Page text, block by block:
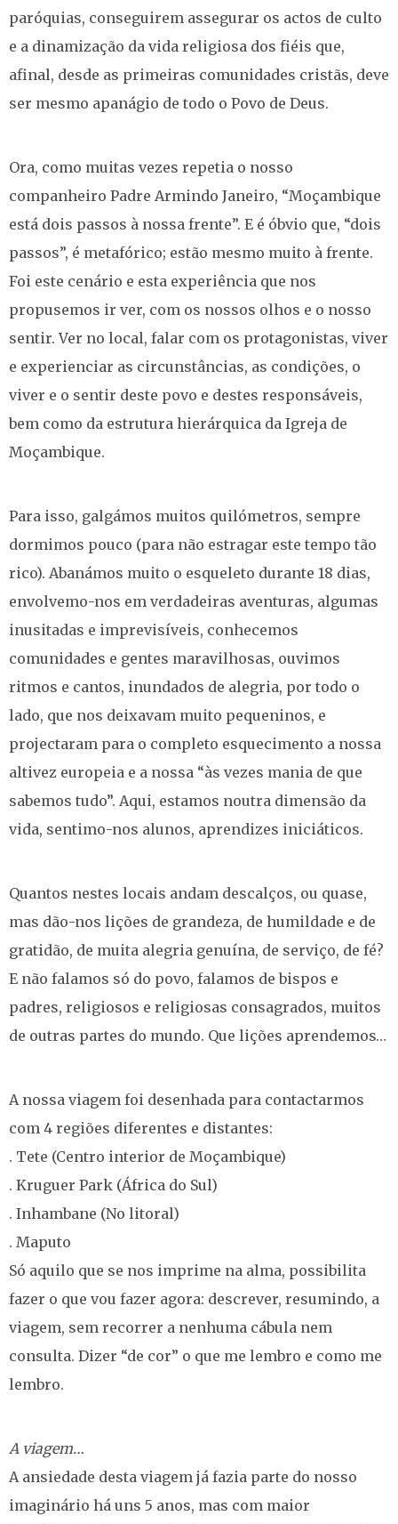
paróquias, conseguirem assegurar os actos de culto
e a dinamização da vida religiosa dos fiéis que,
afinal, desde as primeiras comunidades cristãs, deve
ser mesmo apanágio de todo o Povo de Deus.
Ora, como muitas vezes repetia o nosso
companheiro Padre Armindo Janeiro, “Moçambique
está dois passos à nossa frente”. E é óbvio que, “dois
passos”, é metafórico; estão mesmo muito à frente.
Foi este cenário e esta experiência que nos
propusemos ir ver, com os nossos olhos e o nosso
sentir. Ver no local, falar com os protagonistas, viver
e experienciar as circunstâncias, as condições, o
viver e o sentir deste povo e destes responsáveis,
bem como da estrutura hierárquica da Igreja de
Moçambique.
Para isso, galgámos muitos quilómetros, sempre
dormimos pouco (para não estragar este tempo tão
rico). Abanámos muito o esqueleto durante 18 dias,
envolvemo-nos em verdadeiras aventuras, algumas
inusitadas e imprevisíveis, conhecemos
comunidades e gentes maravilhosas, ouvimos
ritmos e cantos, inundados de alegria, por todo o
lado, que nos deixavam muito pequeninos, e
projectaram para o completo esquecimento a nossa
altivez europeia e a nossa “às vezes mania de que
sabemos tudo”. Aqui, estamos noutra dimensão da
vida, sentimo-nos alunos, aprendizes iniciáticos.
Quantos nestes locais andam descalços, ou quase,
mas dão-nos lições de grandeza, de humildade e de
gratidão, de muita alegria genuína, de serviço, de fé?
E não falamos só do povo, falamos de bispos e
padres, religiosos e religiosas consagrados, muitos
de outras partes do mundo. Que lições aprendemos…
A nossa viagem foi desenhada para contactarmos
com 4 regiões diferentes e distantes:
. Tete (Centro interior de Moçambique)
. Kruguer Park (África do Sul)
. Inhambane (No litoral)
. Maputo
Só aquilo que se nos imprime na alma, possibilita
fazer o que vou fazer agora: descrever, resumindo, a
viagem, sem recorrer a nenhuma cábula nem
consulta. Dizer “de cor” o que me lembro e como me
lembro.
A viagem…
A ansiedade desta viagem já fazia parte do nosso
imaginário há uns 5 anos, mas com maior